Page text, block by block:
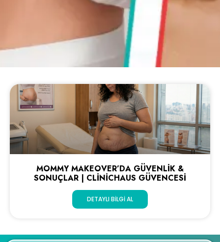
MOMMY MAKEOVER’DA GÜVENLIK &
SONUÇLAR | CLINICHAUS GÜVENCESI
DETAYLI BILGI AL